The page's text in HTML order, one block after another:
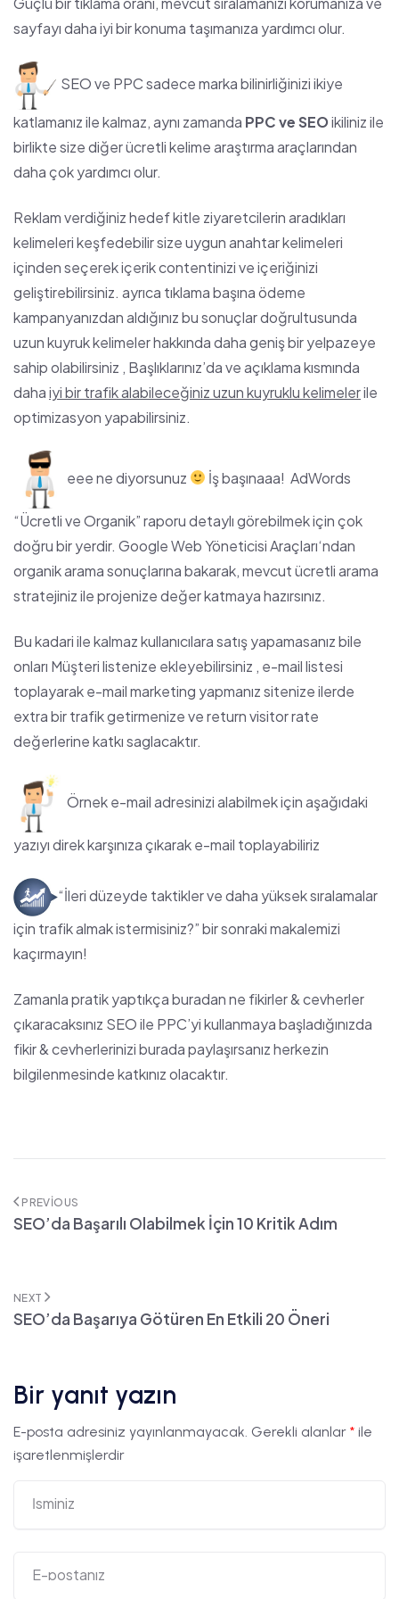
sayfayı daha iyi bir konuma taşımanıza yardımcı olur.
SEO ve PPC sadece marka bilinirliğinizi ikiye
katlamanız ile kalmaz, aynı zamanda PPC ve SEOikiliniz ile
birlikte size diğer ücretli kelime araştırma araçlarından
daha çok yardımcı olur.
Reklam verdiğiniz hedef kitle ziyaretcilerin aradıkları
kelimeleri keşfedebilir size uygun anahtar kelimeleri
içinden seçerek içerik contentinizi ve içeriğinizi
geliştirebilirsiniz. ayrıca tıklama başına ödeme
kampanyanızdan aldığınız bu sonuçlar doğrultusunda
uzun kuyruk kelimeler hakkında daha geniş bir yelpazeye
sahip olabilirsiniz , Başlıklarınız’da ve açıklama kısmında
dahaiyi bir trafik alabileceğiniz uzun kuyruklu kelimelerile
optimizasyon yapabilirsiniz.
eee ne diyorsunuz İş başınaaa!AdWords
“Ücretli ve Organik” raporu detaylı görebilmek için çok
doğru bir yerdir. Google Web Yöneticisi Araçları‘ndan
organik arama sonuçlarına bakarak, mevcut ücretli arama
stratejiniz ile projenize değer katmaya hazırsınız.
Bu kadari ile kalmaz kullanıcılara satış yapamasanız bile
onları Müşteri listenize ekleyebilirsiniz , e-mail listesi
toplayarak e-mail marketing yapmanız sitenize ilerde
extra bir trafik getirmenize ve return visitor rate
değerlerine katkı saglacaktır.
Örnek e-mail adresinizi alabilmek için aşağıdaki
yazıyı direk karşınıza çıkarak e-mail toplayabiliriz
“İleri düzeyde taktikler ve daha yüksek sıralamalar
için trafik almak istermisiniz?” bir sonraki makalemizi
kaçırmayın!
Zamanla pratik yaptıkça buradan ne fikirler & cevherler
çıkaracaksınız SEO ile PPC’yi kullanmaya başladığınızda
fikir & cevherlerinizi burada paylaşırsanız herkezin
bilgilenmesinde katkınız olacaktır.
PREVIOUS
SEO’da Başarılı Olabilmek İçin 10 Kritik Adım
NEXT
SEO’da Başarıya Götüren En Etkili 20 Öneri
Bir yanıt yazın
E-posta adresiniz yayınlanmayacak. Gerekli alanlar * ile
işaretlenmişlerdir